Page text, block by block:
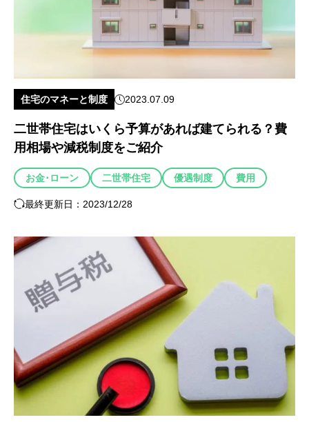
住宅のマネーと制度 2023.07.09
二世帯住宅はいくら予算があれば建てられる？費
用相場や減税制度をご紹介
お金･ローン 二世帯住宅 優遇制度 費用
最終更新日：2023/12/28